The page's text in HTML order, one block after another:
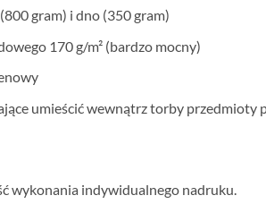
gram) i dno (350 gram)
170 g/m² (bardzo mocny)
umieścić wewnątrz torby przedmioty
wykonania indywidualnego nadruku.